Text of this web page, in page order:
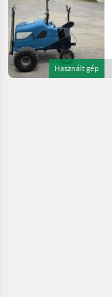
Használt gép